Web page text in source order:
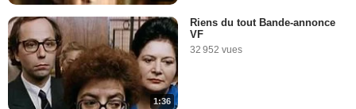
1:36
Riens du tout Bande-annonce
VF
32 952 vues